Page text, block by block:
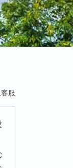
服